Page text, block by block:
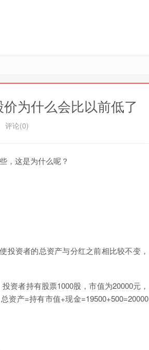
为什么会比以前低了
评论(0)
，这是为什么呢？
投资者的总资产与分红之前相比较不变，
资者持有股票1000股，市值为20000元，
资产=持有市值+现金=19500+500=20000